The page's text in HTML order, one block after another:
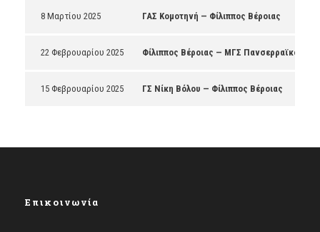
8 Μαρτίου 2025 ΓΑΣ Κομοτηνή — Φίλιππος Βέροιας
22 Φεβρουαρίου 2025 Φίλιππος Βέροιας — ΜΓΣ Πανσερραϊκός
15 Φεβρουαρίου 2025 ΓΣ Νίκη Βόλου — Φίλιππος Βέροιας
Επικοινωνία